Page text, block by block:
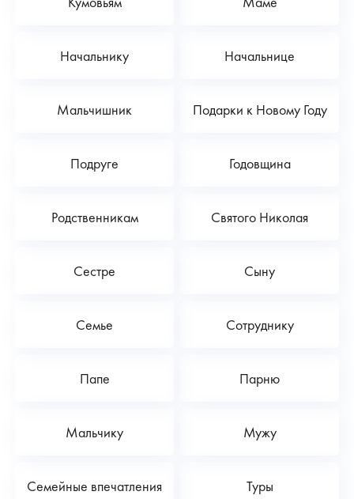
Начальнику Начальнице
Мальчишник Подарки к Новому Году
Подруге Годовщина
Родственникам Святого Николая
Сестре Сыну
Семье Сотруднику
Папе Парню
Мальчику Мужу
Семейные впечатления Туры